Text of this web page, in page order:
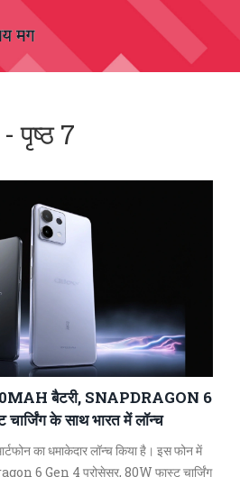
पृष्ठ 7
बैटरी, SNAPDRAGON 6
के साथ भारत में लॉन्च
का धमाकेदार लॉन्च किया है। इस फोन में
6 Gen 4 प्रोसेसर, 80W फास्ट चार्जिंग